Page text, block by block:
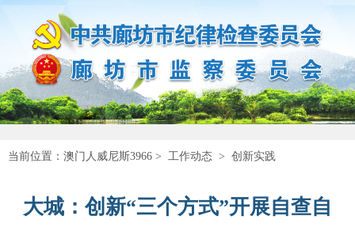
当前位置： 澳门人威尼斯3966 > 工作动态 > 创新实践
大城：创新“三个方式”开展自查自